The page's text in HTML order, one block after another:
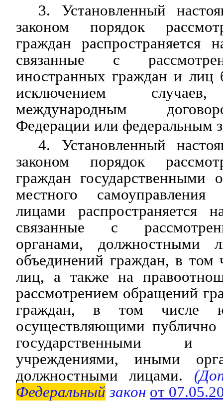
3. Установленный
законом порядок
граждан распространяется
связанные с
иностранных граждан и лиц
исключением случаев,
международным
Федерации или федеральным
4. Установленный
законом порядок
граждан государственными
местного
лицами распространяется
связанные с
органами, должностными
объединений граждан, в том
лиц, а также на
рассмотрением обращений
граждан, в том числе
осуществляющими
государственными и
учреждениями, иными
должностными лицами.
Федеральный закон от